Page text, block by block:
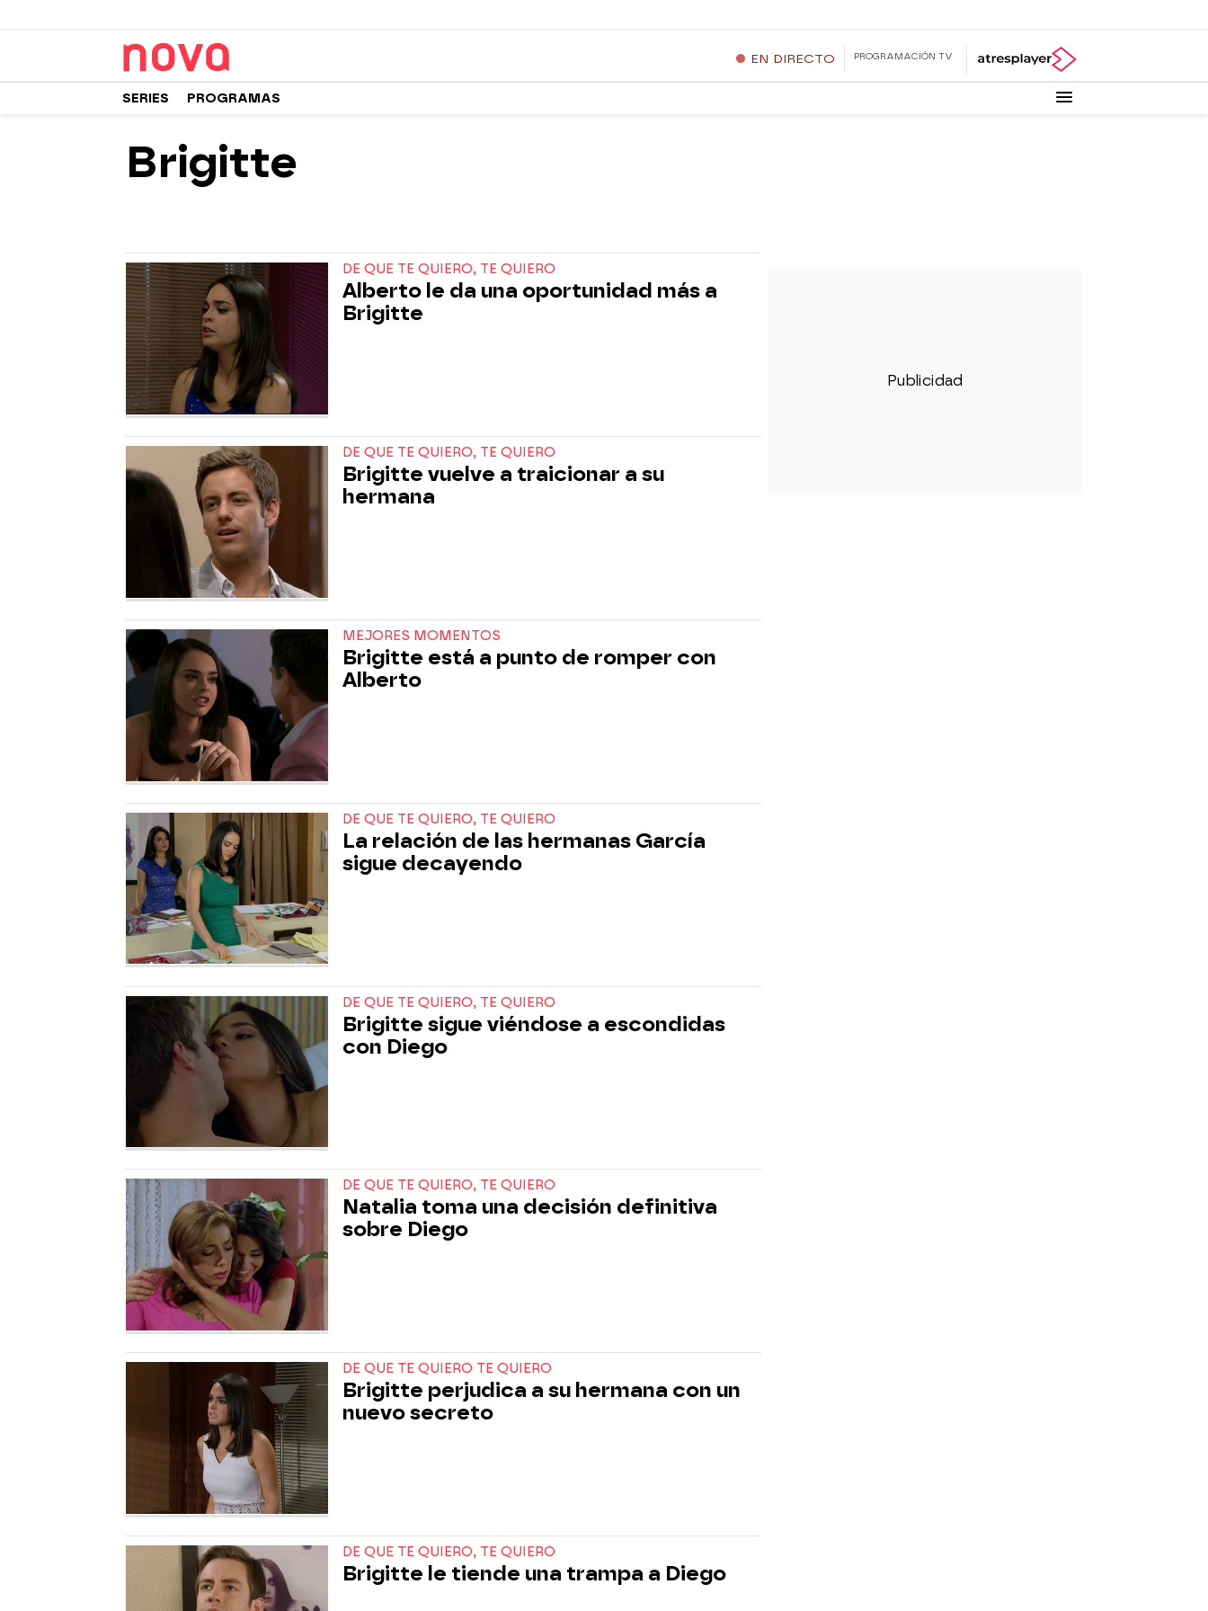
EN DIRECTO PROGRAMACIÓN TV
SERIES PROGRAMAS
Brigitte
DE QUE TE QUIERO, TE QUIERO
Alberto le da una oportunidad más a
Brigitte
DE QUE TE QUIERO, TE QUIERO
Brigitte vuelve a traicionar a su
hermana
MEJORES MOMENTOS
Brigitte está a punto de romper con
Alberto
DE QUE TE QUIERO, TE QUIERO
La relación de las hermanas García
sigue decayendo
DE QUE TE QUIERO, TE QUIERO
Brigitte sigue viéndose a escondidas
con Diego
DE QUE TE QUIERO, TE QUIERO
Natalia toma una decisión definitiva
sobre Diego
DE QUE TE QUIERO TE QUIERO
Brigitte perjudica a su hermana con un
nuevo secreto
DE QUE TE QUIERO, TE QUIERO
Brigitte le tiende una trampa a Diego